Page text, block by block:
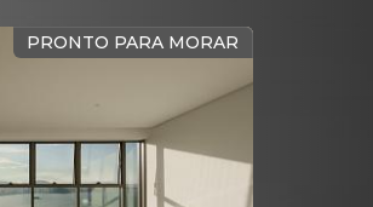
PRONTO PARA MORAR